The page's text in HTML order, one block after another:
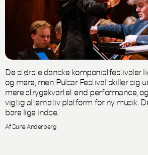
De største danske komponistfestivaler
og mere, men Pulsar Festival skiller sig
mere strygekvartet end performance,
vigtig alternativ platform for ny musik.
bare lige indse.
Af Sune Anderberg